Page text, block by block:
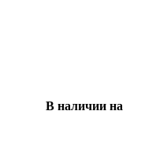
В наличии на